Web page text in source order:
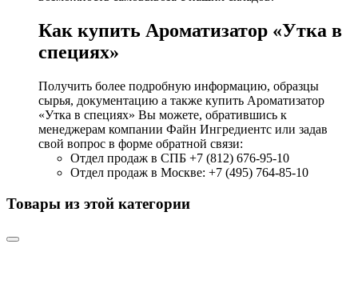
Как купить Ароматизатор «Утка в
специях»
Получить более подробную информацию, образцы
сырья, документацию а также купить Ароматизатор
«Утка в специях» Вы можете, обратившись к
менеджерам компании Файн Ингредиентс или задав
свой вопрос в форме обратной связи:
Отдел продаж в СПБ +7 (812) 676-95-10
Отдел продаж в Москве: +7 (495) 764-85-10
Товары из этой категории